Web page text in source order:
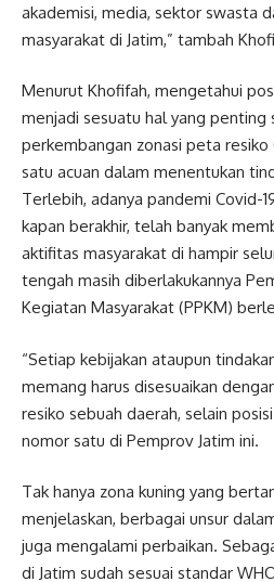
akademisi, media, sektor swasta
masyarakat di Jatim,” tambah
Menurut Khofifah, mengetahui
menjadi sesuatu hal yang penting
perkembangan zonasi peta resiko
satu acuan dalam menentukan
Terlebih, adanya pandemi Covid-
kapan berakhir, telah banyak
aktifitas masyarakat di hampir
tengah masih diberlakukannya
Kegiatan Masyarakat (PPKM)
“Setiap kebijakan ataupun
memang harus disesuaikan
resiko sebuah daerah, selain
nomor satu di Pemprov Jatim ini.
Tak hanya zona kuning yang
menjelaskan, berbagai unsur
juga mengalami perbaikan.
di Jatim sudah sesuai standar